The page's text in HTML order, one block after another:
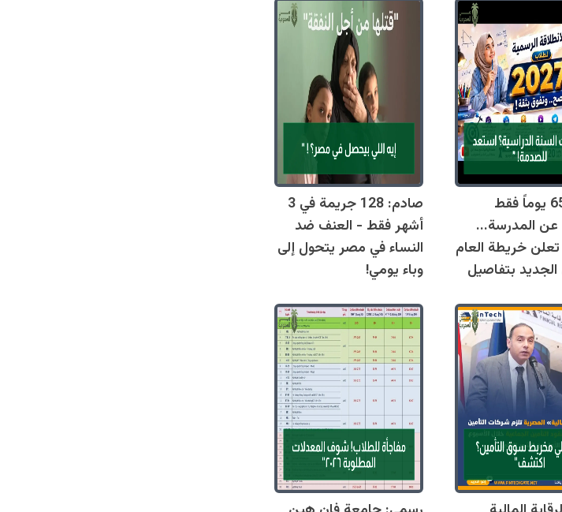
عاجل: 65 يوماً فقط
المدرسة...
تعلن خريطة العام
الجديد بتفاصيل
صادم: 128 جريمة في 3
أشهر فقط - العنف ضد
النساء في مصر يتحول إلى
وباء يومي!